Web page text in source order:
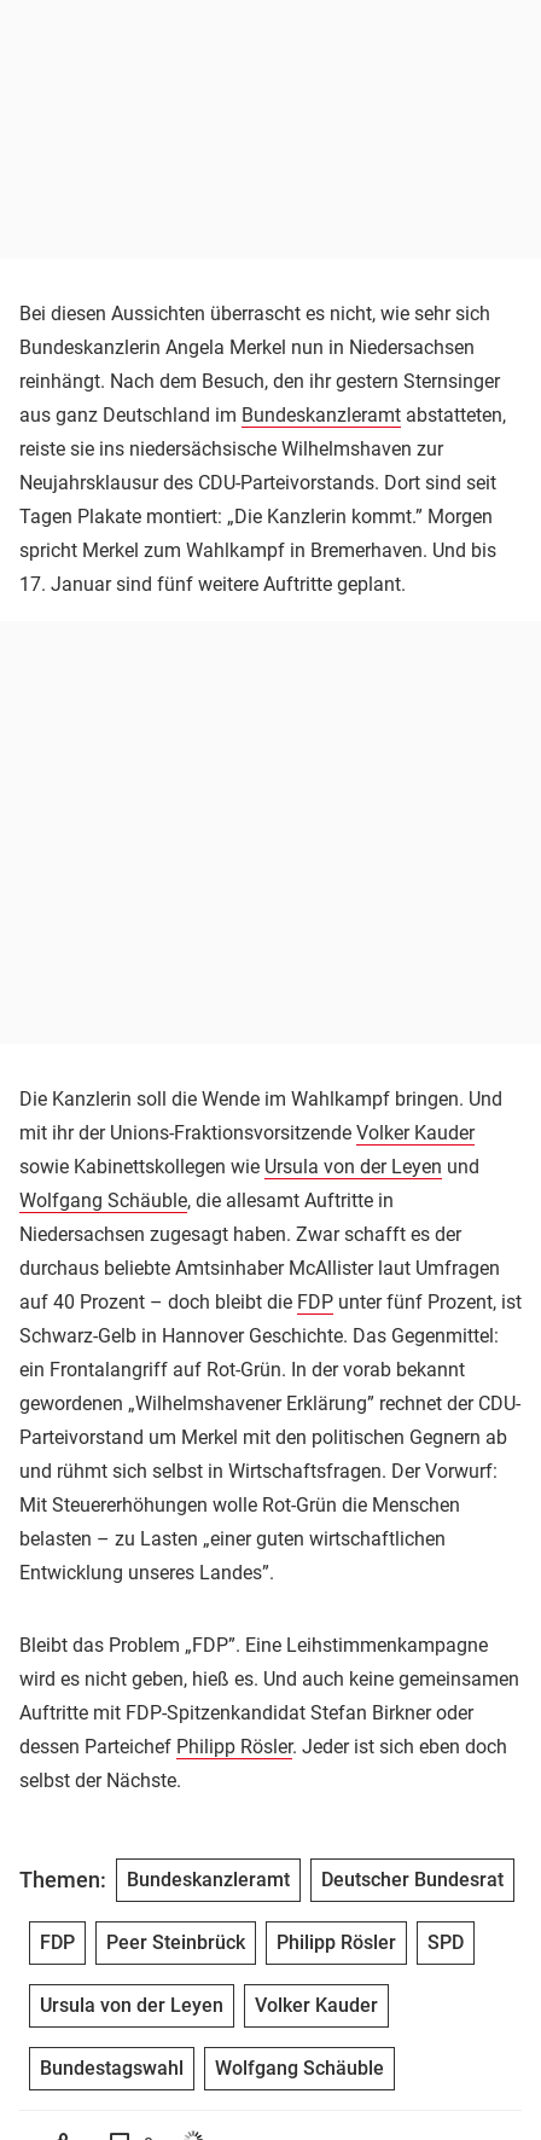
Bei diesen Aussichten überrascht es nicht, wie sehr sich
Bundeskanzlerin Angela Merkel nun in Niedersachsen
reinhängt. Nach dem Besuch, den ihr gestern Sternsinger
aus ganz Deutschland im Bundeskanzleramt abstatteten,
reiste sie ins niedersächsische Wilhelmshaven zur
Neujahrsklausur des CDU-Parteivorstands. Dort sind seit
Tagen Plakate montiert: „Die Kanzlerin kommt.” Morgen
spricht Merkel zum Wahlkampf in Bremerhaven. Und bis
17. Januar sind fünf weitere Auftritte geplant.
Die Kanzlerin soll die Wende im Wahlkampf bringen. Und
mit ihr der Unions-Fraktionsvorsitzende Volker Kauder
sowie Kabinettskollegen wie Ursula von der Leyen und
Wolfgang Schäuble, die allesamt Auftritte in
Niedersachsen zugesagt haben. Zwar schafft es der
durchaus beliebte Amtsinhaber McAllister laut Umfragen
auf 40 Prozent – doch bleibt die FDP unter fünf Prozent, ist
Schwarz-Gelb in Hannover Geschichte. Das Gegenmittel:
ein Frontalangriff auf Rot-Grün. In der vorab bekannt
gewordenen „Wilhelmshavener Erklärung” rechnet der CDU-
Parteivorstand um Merkel mit den politischen Gegnern ab
und rühmt sich selbst in Wirtschaftsfragen. Der Vorwurf:
Mit Steuererhöhungen wolle Rot-Grün die Menschen
belasten – zu Lasten „einer guten wirtschaftlichen
Entwicklung unseres Landes”.
Bleibt das Problem „FDP”. Eine Leihstimmenkampagne
wird es nicht geben, hieß es. Und auch keine gemeinsamen
Auftritte mit FDP-Spitzenkandidat Stefan Birkner oder
dessen Parteichef Philipp Rösler. Jeder ist sich eben doch
selbst der Nächste.
Themen: Bundeskanzleramt Deutscher Bundesrat
FDP Peer Steinbrück Philipp Rösler SPD
Ursula von der Leyen Volker Kauder
Bundestagswahl Wolfgang Schäuble